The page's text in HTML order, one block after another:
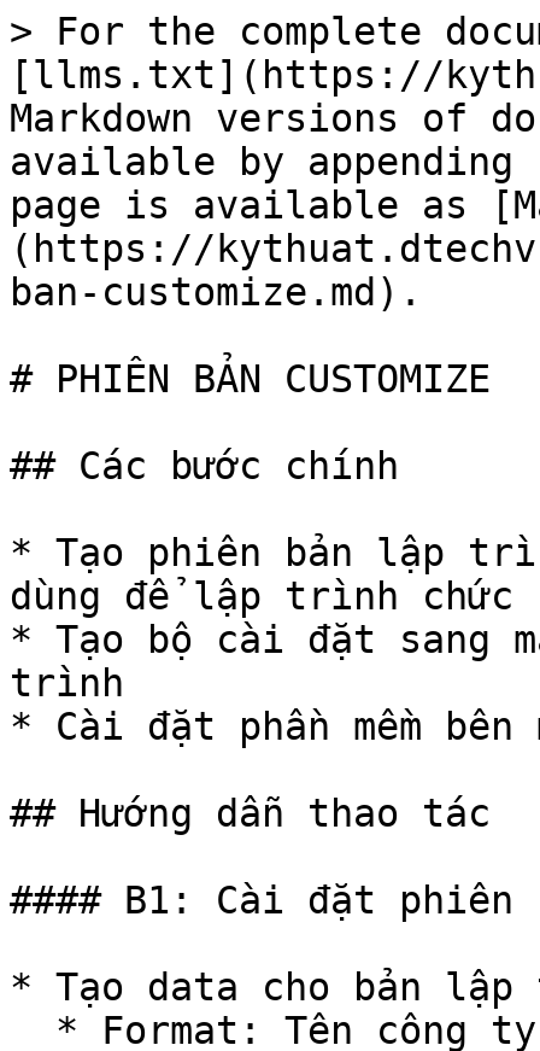
> For the complete
[llms.txt](https://
Markdown versions of
available by
page is available as
(https://
ban-customize.md).
# PHIÊN BẢN CUSTOMIZE
## Các bước chính
* Tạo phiên bản lập
dùng để lập trình chức
* Tạo bộ cài đặt sang
trình
* Cài đặt phần mềm bên
## Hướng dẫn thao tác
#### B1: Cài đặt
* Tạo data cho bản